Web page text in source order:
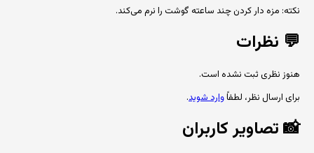
نکته: مزه دار کردن چند ساعته گوشت را نرم می‌کند.
💬 نظرات
هنوز نظری ثبت نشده است.
برای ارسال نظر، لطفاًوارد شوید.
📸تصاویر کاربران